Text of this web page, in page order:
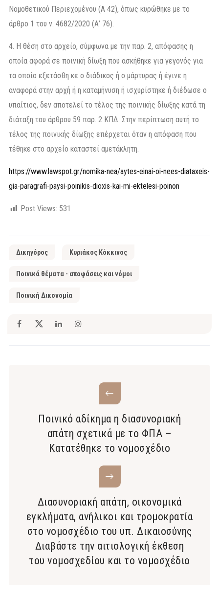
Νομοθετικού Περιεχομένου (Α 42), όπως κυρώθηκε με το
άρθρο 1 του ν. 4682/2020 (Α’ 76).
4. Η θέση στο αρχείο, σύμφωνα με την παρ. 2, απόφασης η
οποία αφορά σε ποινική δίωξη που ασκήθηκε για γεγονός για
τα οποίο εξετάσθη κε ο διάδικος ή ο μάρτυρας ή έγινε η
αναφορά στην αρχή ή η καταμήνυση ή ισχυρίστηκε ή διέδωσε ο
υπαίτιος, δεν αποτελεί το τέλος της ποινικής δίωξης κατά τη
διάταξη του άρθρου 59 παρ. 2 ΚΠΔ. Στην περίπτωση αυτή το
τέλος της ποινικής δίωξης επέρχεται όταν η απόφαση που
τέθηκε στο αρχείο καταστεί αμετάκλητη.
https://www.lawspot.gr/nomika-nea/aytes-einai-oi-nees-diataxeis-
gia-paragrafi-paysi-poinikis-dioxis-kai-mi-ektelesi-poinon
Post Views: 531
Δικηγόρος Κυριάκος Κόκκινος
Ποινικά θέματα - αποφάσεις και νόμοι
Ποινική Δικονομία
Ποινικό αδίκημα η διασυνοριακή
απάτη σχετικά με το ΦΠΑ –
Κατατέθηκε το νομοσχέδιο
Διασυνοριακή απάτη, οικονομικά
εγκλήματα, ανήλικοι και τρομοκρατία
στο νομοσχέδιο του υπ. Δικαιοσύνης
Διαβάστε την αιτιολογική έκθεση
του νομοσχεδίου και το νομοσχέδιο